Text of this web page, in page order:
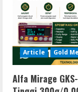
Article Gold
Alfa Mirage